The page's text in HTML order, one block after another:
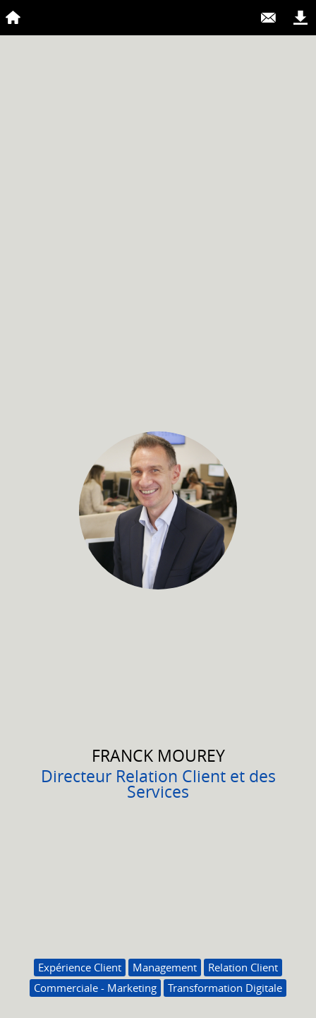
FRANCK MOUREY
Directeur Relation Client et des
Services
Expérience Client Management
Relation Client
Commerciale - Marketing
Transformation Digitale